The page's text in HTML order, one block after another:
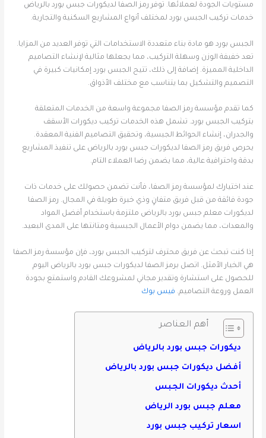
مستويات الجودة لعملائها. توفر رمز الصفا لديكورات جبس بورد بالرياض
خدمات تركيب الجبس بورد لمختلف أنواع المشاريع السكنية والتجارية.
الجبس بورد هو مادة بناء متعددة الاستخدامات التي توفر العديد من المزايا.
تعد خفيفة الوزن وسهلة التركيب، مما يجعلها مثالية لإنشاء التصاميم
الداخلية المميزة. إضافة إلى ذلك، تتيح الجبس بورد إمكانيات كبيرة في
التصميم والتشكيل بما يتناسب مع مختلف الأذواق.
كما تقدم مؤسسة رمز الصفا مجموعة واسعة من الخدمات المتعلقة
بتركيب الجبس بورد. تشمل هذه الخدمات تركيب ديكورات الأسقف
والجدران، إنشاء الحوائط الجبسية، وتحقيق التصاميم الفنية المعقدة.
يحرص فريق رمز الصفا لديكورات جبس بورد بالرياض على تنفيذ المشاريع
بدقة واحترافية عالية، مما يضمن رضا العملاء التام.
عند اختيارك لمؤسسة رمز الصفا، فأنت تضمن حصولك على خدمات ذات
جودة فائقة من قبل فريق متفانٍ وذي خبرة طويلة في المجال. رمز الصفا
لديكورات معلم جبس بورد بالرياض ملتزمة باستخدام أفضل المواد
والمعدات، مما يضمن دوام الأعمال الجبسية ومتانتها على المدى البعيد.
إذا كنت تبحث عن فريق محترف لتركيب الجبس بورد، فإن مؤسسة رمز الصفا
هي الخيار الأمثل. اتصل برمز الصفا لديكورات جبس بورد بالرياض اليوم
للحصول على استشارة وتقدير مجاني لمشروعك القادم واستمتع بجودة
العمل وروعة التصاميم. فيس بوك
أهم العناصر
ديكورات جبس بورد بالرياض
أفضل ديكورات جبس بورد بالرياض
أحدث ديكورات الجبس
معلم جبس بورد الرياض
اسعار تركيب جبس بورد